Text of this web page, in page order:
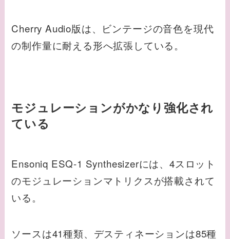
Cherry Audio版は、ビンテージの音色を現代
の制作量に耐える形へ拡張している。
モジュレーションがかなり強化され
ている
Ensoniq ESQ-1 Synthesizerには、4スロット
のモジュレーションマトリクスが搭載されて
いる。
ソースは41種類、デスティネーションは85種